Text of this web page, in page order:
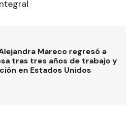
Mareco regresó a
tras tres años de trabajo y
en Estados Unidos